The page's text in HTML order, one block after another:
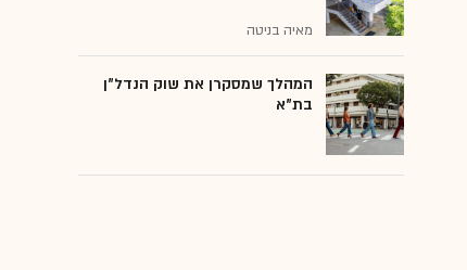
מאיה בניטה
המהלך שמסקרן את שוק הנדל"ן
בת"א